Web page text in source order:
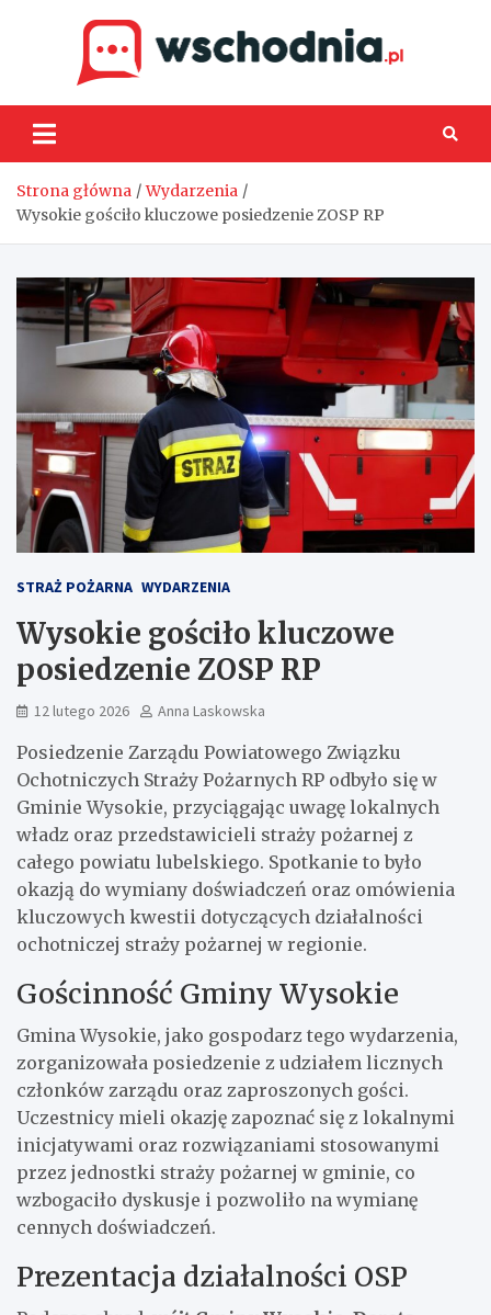
Strona główna
Wydarzenia
Wysokie gościło kluczowe posiedzenie ZOSP RP
STRAŻ POŻARNA WYDARZENIA
Wysokie gościło kluczowe
posiedzenie ZOSP RP
12 lutego 2026 Anna Laskowska
Posiedzenie Zarządu Powiatowego Związku
Ochotniczych Straży Pożarnych RP odbyło się w
Gminie Wysokie, przyciągając uwagę lokalnych
władz oraz przedstawicieli straży pożarnej z
całego powiatu lubelskiego. Spotkanie to było
okazją do wymiany doświadczeń oraz omówienia
kluczowych kwestii dotyczących działalności
ochotniczej straży pożarnej w regionie.
Gościnność Gminy Wysokie
Gmina Wysokie, jako gospodarz tego wydarzenia,
zorganizowała posiedzenie z udziałem licznych
członków zarządu oraz zaproszonych gości.
Uczestnicy mieli okazję zapoznać się z lokalnymi
inicjatywami oraz rozwiązaniami stosowanymi
przez jednostki straży pożarnej w gminie, co
wzbogaciło dyskusje i pozwoliło na wymianę
cennych doświadczeń.
Prezentacja działalności OSP